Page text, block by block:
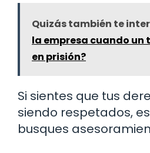
Quizás también te
la empresa cuando
en prisión?
Si sientes que tus
siendo respetados,
busques